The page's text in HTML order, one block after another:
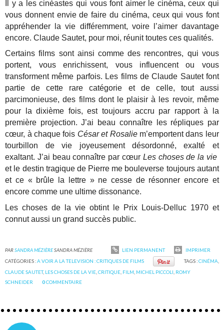
Il y a les cinéastes qui vous font aimer le cinéma, ceux qui
vous donnent envie de faire du cinéma, ceux qui vous font
appréhender la vie différemment, voire l’aimer davantage
encore. Claude Sautet, pour moi, réunit toutes ces qualités.
Certains films sont ainsi comme des rencontres, qui vous
portent, vous enrichissent, vous influencent ou vous
transforment même parfois. Les films de Claude Sautet font
partie de cette rare catégorie et de celle, tout aussi
parcimonieuse, des films dont le plaisir à les revoir, même
pour la dixième fois, est toujours accru par rapport à la
première projection. J’ai beau connaître les répliques par
cœur, à chaque fois César et Rosaliem’emportent dans leur
tourbillon de vie joyeusement désordonné, exalté et
exaltant. J’ai beau connaître par cœur Les choses de la vie
et le destin tragique de Pierre me bouleverse toujours autant
et ce « brûle la lettre » ne cesse de résonner encore et
encore comme une ultime dissonance.
Les choses de la vie obtint le Prix Louis-Delluc 1970 et
connut aussi un grand succès public.
PARSANDRA MÉZIÈRESANDRA MÉZIÈRE LIEN PERMANENT
IMPRIMER
CATÉGORIES :A VOIR A LA TELEVISION : CRITIQUES DE FILMS TAGS :CINÉMA
CLAUDE SAUTET, LES CHOSES DE LA VIE ,CRITIQUE FILM MICHEL PICCOLI ROMY
SCHNEIDER
0COMMENTAIRE